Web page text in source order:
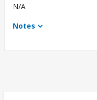
N/A
Notes